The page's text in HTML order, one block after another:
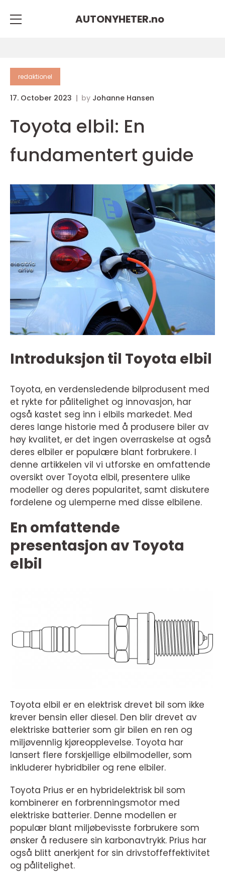
AUTONYHETER.no
redaktionel
17. October 2023 by Johanne Hansen
Toyota elbil: En
fundamentert guide
Introduksjon til Toyota elbil
Toyota, en verdensledende bilprodusent med
et rykte for pålitelighet og innovasjon, har
også kastet seg inn i elbils markedet. Med
deres lange historie med å produsere biler av
høy kvalitet, er det ingen overraskelse at også
deres elbiler er populære blant forbrukere. I
denne artikkelen vil vi utforske en omfattende
oversikt over Toyota elbil, presentere ulike
modeller og deres popularitet, samt diskutere
fordelene og ulemperne med disse elbilene.
En omfattende
presentasjon av Toyota
elbil
Toyota elbil er en elektrisk drevet bil som ikke
krever bensin eller diesel. Den blir drevet av
elektriske batterier som gir bilen en ren og
miljøvennlig kjøreopplevelse. Toyota har
lansert flere forskjellige elbilmodeller, som
inkluderer hybridbiler og rene elbiler.
Toyota Prius er en hybridelektrisk bil som
kombinerer en forbrenningsmotor med
elektriske batterier. Denne modellen er
populær blant miljøbevisste forbrukere som
ønsker å redusere sin karbonavtrykk. Prius har
også blitt anerkjent for sin drivstoffeffektivitet
og pålitelighet.